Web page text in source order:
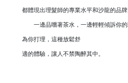
都體現出理髮師的專業水平和沙龍的品牌
一邊品嚐著茶水，一邊輕輕傾訴你的
為你打理，這種放鬆舒
適的體驗，讓人不禁陶醉其中。